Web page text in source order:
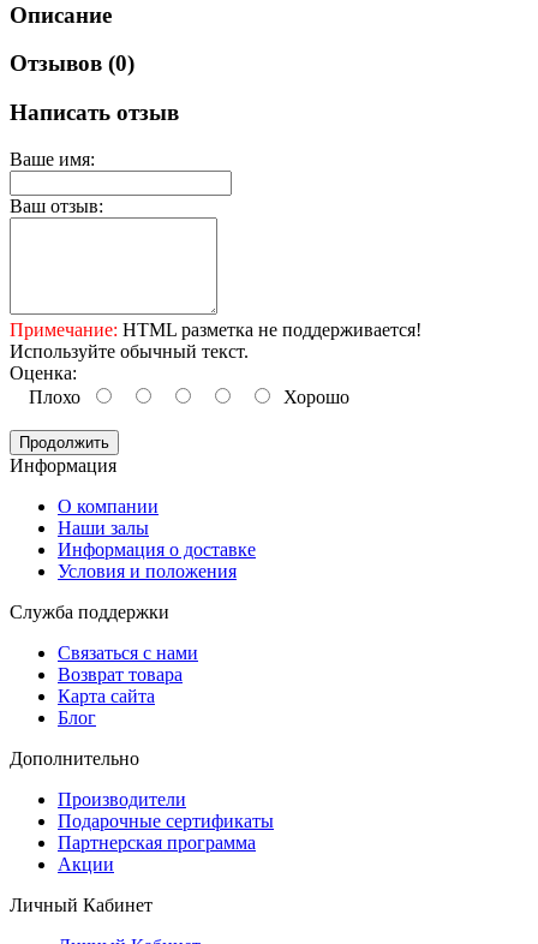
Описание
Отзывов (0)
Написать отзыв
Ваше имя:
Ваш отзыв:
Примечание: HTML разметка не поддерживается!
Используйте обычный текст.
Оценка:
Плохо
Хорошо
Продолжить
Информация
O компании
Наши залы
Информация о доставке
Условия и положения
Служба поддержки
Связаться с нами
Возврат товара
Карта сайта
Блог
Дополнительно
Производители
Подарочные сертификаты
Партнерская программа
Акции
Личный Кабинет